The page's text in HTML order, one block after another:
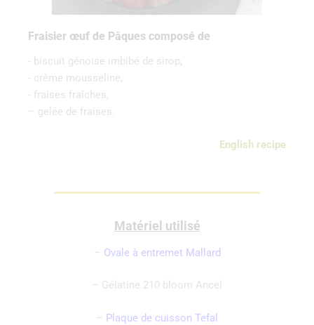
Fraisier œuf de Pâques composé‌ de
-‌ ‌biscuit‌ ‌génoise‌ ‌imbibé de sirop,
-‌ ‌crème‌ ‌mousseline‌, ‌
-‌ ‌fraises‌ ‌fraîches‌,
– gelée de fraises.
English recipe
Matériel utilisé
– Ovale à entremet Mallard
– Gélatine 210 bloom Ancel
– Plaque de cuisson Tefal